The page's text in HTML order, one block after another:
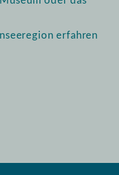
erfahren